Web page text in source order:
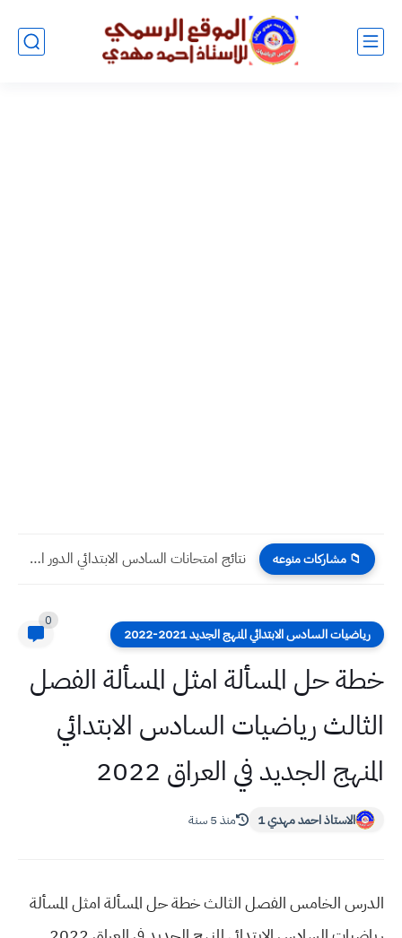
📁 مشاركات منوعه نتائج امتحانات السادس الابتدائي الدور الثاني ٢٠٢٣ محافظة واسط
رياضيات السادس الابتدائي المنهج الجديد 2021-2022
0
خطة حل المسألة امثل المسألة الفصل
الثالث رياضيات السادس الابتدائي
المنهج الجديد في العراق 2022
الاستاذ احمد مهدي 1 منذ 5 سنة
الدرس الخامس الفصل الثالث خطة حل المسألة امثل المسألة